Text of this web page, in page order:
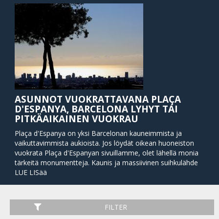
ASUNNOT VUOKRATTAVANA PLAÇA
D'ESPANYA, BARCELONA LYHYT TAI
PITKÄAIKAINEN VUOKRAU
Plaça d'Espanya on yksi Barcelonan kauneimmista ja
vaikuttavimmista aukioista. Jos löydät oikean huoneiston
vuokrata Plaça d'Espanyan sivuillamme, olet lähellä monia
tärkeitä monumentteja. Kaunis ja massiivinen suihkulähde
aukion keskustassa on suunnitellut Antoni Gaudin läheinen
musiikin vierailijoille. Massiivinen ja paikallisesti arvostettu
ostoskeskus Las Arenas sijaitsee myös aukion tuntumassa,
LUE LISää
FILTER